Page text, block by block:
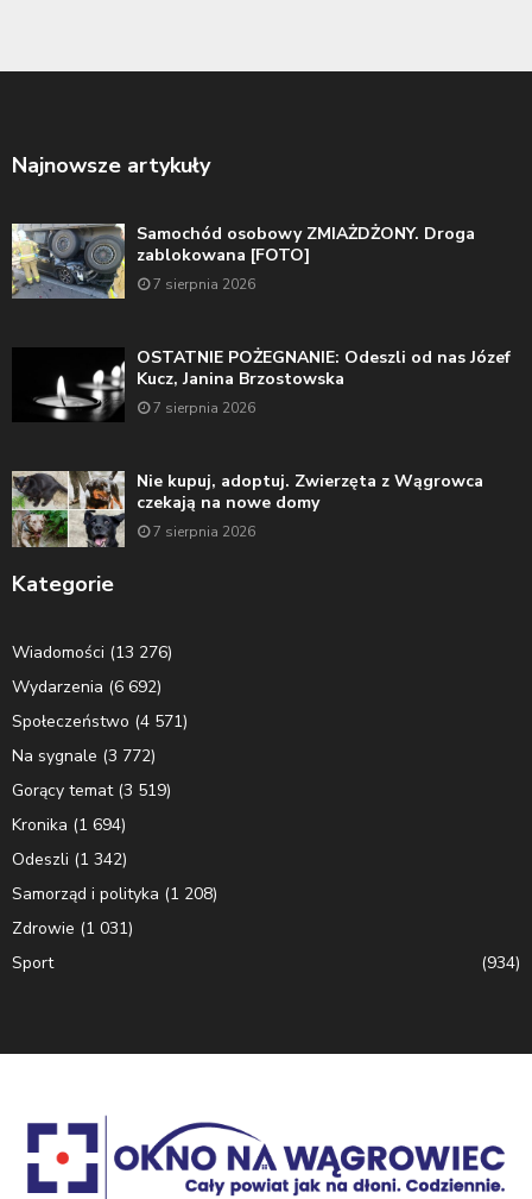
Najnowsze artykuły
Samochód osobowy ZMIAŻDŻONY. Droga
zablokowana [FOTO]
7 sierpnia 2026
OSTATNIE POŻEGNANIE: Odeszli od nas Józef
Kucz, Janina Brzostowska
7 sierpnia 2026
Nie kupuj, adoptuj. Zwierzęta z Wągrowca
czekają na nowe domy
7 sierpnia 2026
Kategorie
Wiadomości (13 276)
Wydarzenia (6 692)
Społeczeństwo (4 571)
Na sygnale (3 772)
Gorący temat(3 519)
Kronika (1 694)
Odeszli (1 342)
Samorząd i polityka (1 208)
Zdrowie (1 031)
Sport
(934)